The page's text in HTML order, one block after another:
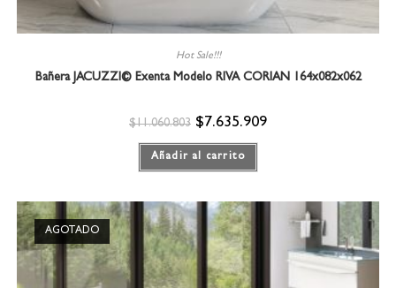
Hot Sale!!!
Bañera JACUZZI© Exenta Modelo RIVA CORIAN 164x082x062
$11.060.803 $7.635.909
Añadir al carrito
AGOTADO